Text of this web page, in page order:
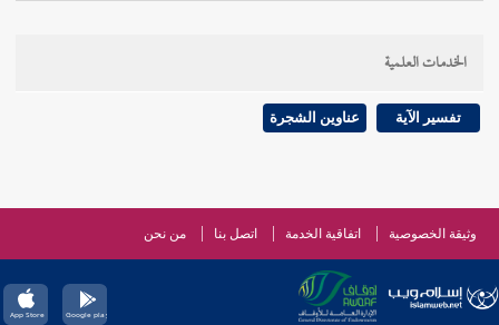
الخدمات العلمية
تفسير الآية عناوين الشجرة
وثيقة الخصوصية اتفاقية الخدمة اتصل بنا من نحن